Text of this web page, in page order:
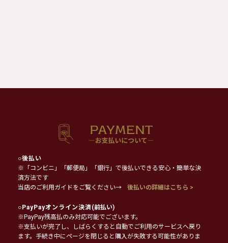
○後払い
※「コンビニ」「郵便局」「銀行」で後払いできる安心・簡単な決
済方法です
当店のご利用ガイドをご覧ください→
後払いの詳細はこちら >
○PayPayオンライン決済(前払い)
※PayPay残高払のみ対応可能でございます。
※支払いが完了し、しばらくすると自動でご利用のサービスへ戻り
ます。手続き中にページを閉じると購入が失敗する可能性がありま